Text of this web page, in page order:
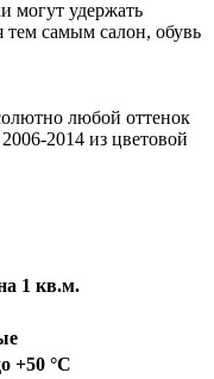
могут удержать
тем самым салон, обувь
любой оттенок
2014 из цветовой
1 кв.м.
+50 °С